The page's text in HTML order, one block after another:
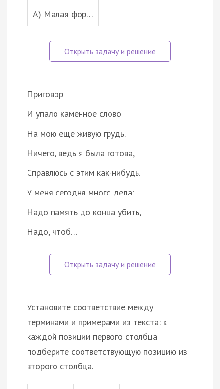
А) Малая фор…
Приговор
И упало каменное слово
На мою еще живую грудь.
Ничего, ведь я была готова,
Справлюсь с этим как-нибудь.
У меня сегодня много дела:
Надо память до конца убить,
Надо, чтоб…
Установите соответствие между
терминами и примерами из текста: к
каждой позиции первого столбца
подберите соответствующую позицию из
второго столбца.